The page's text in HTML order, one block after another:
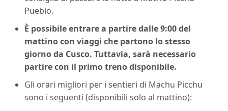
Pueblo.
È possibile entrare a partire dalle 9:00 del
mattino con viaggi che partono lo stesso
giorno da Cusco. Tuttavia, sarà necessario
partire con il primo treno disponibile.
Gli orari migliori per i sentieri di Machu Picchu
sono i seguenti (disponibili solo al mattino):